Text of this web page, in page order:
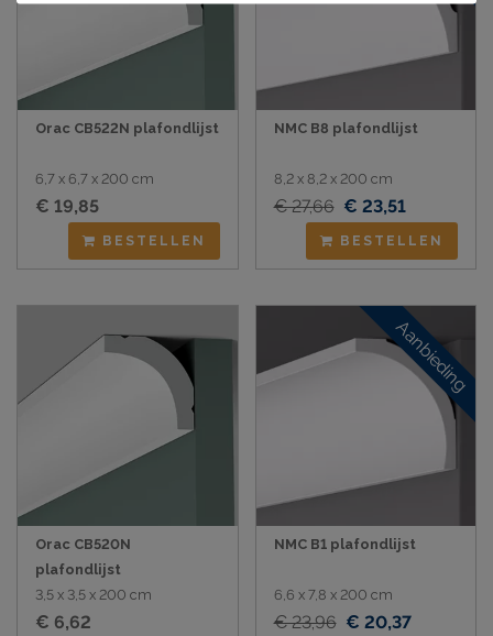
Orac CB522N plafondlijst
6,7 x 6,7 x 200 cm
€ 19,85
BESTELLEN
NMC B8 plafondlijst
8,2 x 8,2 x 200 cm
€ 27,66 € 23,51
BESTELLEN
Orac CB520N
plafondlijst
3,5 x 3,5 x 200 cm
€ 6,62
Aanbieding
NMC B1 plafondlijst
6,6 x 7,8 x 200 cm
€ 23,96 € 20,37